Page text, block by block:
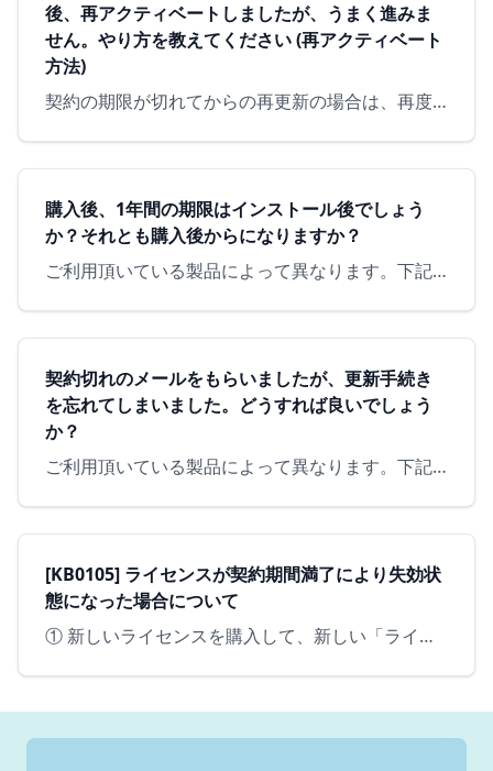
後、再アクティベートしましたが、うまく進みま
せん。やり方を教えてください (再アクティベート
方法)
契約の期限が切れてからの再更新の場合は、再度ご自身の「ライセンスID」と「パスワード」の再入力が必要となります。 ① 「トレイアイコン」から右クリックして、AppGuardを開きます。 ② [アクティ…
購入後、1年間の期限はインストール後でしょう
か？それとも購入後からになりますか？
ご利用頂いている製品によって異なります。下記ご参照頂けますようお願いいたします。 【 AppGuard Soloのお客様 】 ライセンス契約開始日からとなります。 【 Home Edition (オン…
契約切れのメールをもらいましたが、更新手続き
を忘れてしまいました。どうすれば良いでしょう
か？
ご利用頂いている製品によって異なります。下記ご参照頂けますようお願いいたします。 【 AppGuard Soloのお客様 】ご契約の販売店様へお問合せして、更新手続きを行ってください。 ※事前準備：ご…
[KB0105] ライセンスが契約期間満了により失効状
態になった場合について
① 新しいライセンスを購入して、新しい「ライセンスID」と「パスワード」を用意します。 ② デスクトップの右下にある、AppGuardを開くか、 デスクトップの右下にある「トレイアイコン」から右クリッ…